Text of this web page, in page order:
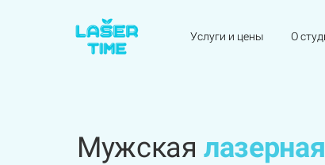
Услуги и цены О
Мужская